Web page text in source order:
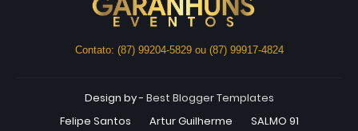
Contato: (87) 99204-5829 ou (87) 99917-4824
Design by - Best Blogger Templates
Felipe Santos
Artur Guilherme SALMO 91